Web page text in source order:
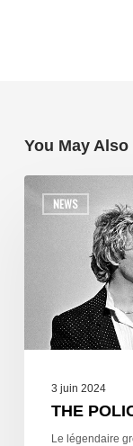
You May Also
NEWS
3 juin 2024
THE
Le légendaire